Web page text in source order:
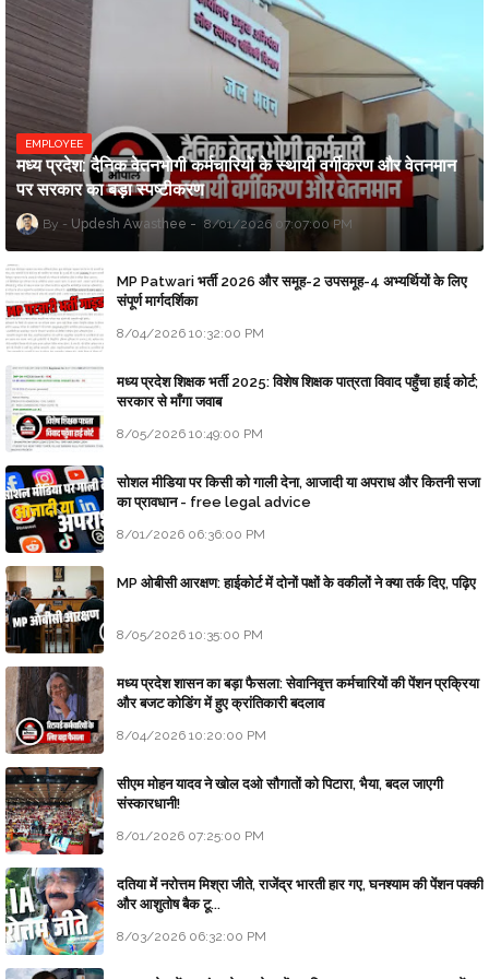
EMPLOYEE
मध्य प्रदेश: दैनिक वेतनभोगी कर्मचारियों के स्थायी वर्गीकरण और वेतनमान
पर सरकार का बड़ा स्पष्टीकरण
Updesh Awasthee 8/01/2026 07:07:00 PM
MP Patwari भर्ती 2026 और समूह-2 उपसमूह-4 अभ्यर्थियों के लिए
संपूर्ण मार्गदर्शिका
8/04/2026 10:32:00 PM
मध्य प्रदेश शिक्षक भर्ती 2025: विशेष शिक्षक पात्रता विवाद पहुँचा हाई कोर्ट;
सरकार से माँगा जवाब
8/05/2026 10:49:00 PM
सोशल मीडिया पर किसी को गाली देना, आजादी या अपराध और कितनी सजा
का प्रावधान - free legal advice
8/01/2026 06:36:00 PM
MP ओबीसी आरक्षण: हाईकोर्ट में दोनों पक्षों के वकीलों ने क्या तर्क दिए, पढ़िए
8/05/2026 10:35:00 PM
मध्य प्रदेश शासन का बड़ा फैसला: सेवानिवृत्त कर्मचारियों की पेंशन प्रक्रिया
और बजट कोडिंग में हुए क्रांतिकारी बदलाव
8/04/2026 10:20:00 PM
सीएम मोहन यादव ने खोल दओ सौगातों को पिटारा, भैया, बदल जाएगी
संस्कारधानी!
8/01/2026 07:25:00 PM
दतिया में नरोत्तम मिश्रा जीते, राजेंद्र भारती हार गए, घनश्याम की पेंशन पक्की
और आशुतोष बैक टू...
8/03/2026 06:32:00 PM